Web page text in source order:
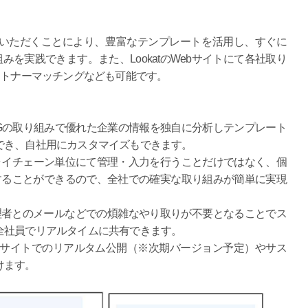
だくことにより、豊富なテンプレートを活用し、すぐに
を実践できます。また、LookatのWebサイトにて各社取り
ナーマッチングなども可能です。
取り組みで優れた企業の情報を独自に分析しテンプレート
、自社用にカスタマイズもできます。
チェーン単位にて管理・入力を行うことだけではなく、個
ことができるので、全社での確実な取り組みが簡単に実現
とのメールなどでの煩雑なやり取りが不要となることでス
員でリアルタイムに共有できます。
イトでのリアルタム公開（※次期バージョン予定）やサス
す。